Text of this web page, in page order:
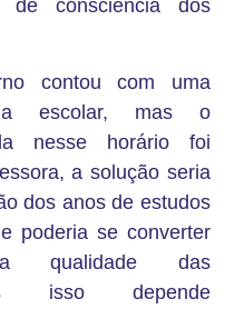
consciência dos
contou com uma
escolar, mas o
nesse horário foi
a solução seria
dos anos de estudos
poderia se converter
qualidade das
isso depende